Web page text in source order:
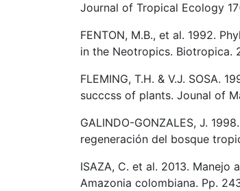
Journal of Tropical Ecology
FENTON, M.B., et al. 1992.
in the Neotropics. Biotropica.
FLEMING, T.H. & V.J. SOSA.
succcss of plants. Jounal of
GALINDO-GONZALES, J.
regeneración del bosque
ISAZA, C. et al. 2013.
Amazonia colombiana. Pp.